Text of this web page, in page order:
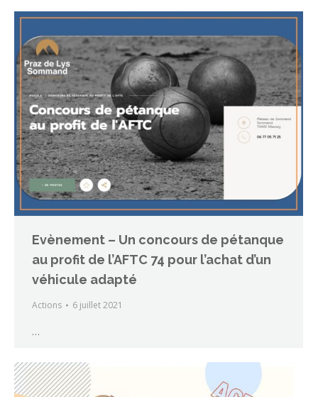
Evènement – Un concours de pétanque
au profit de l’AFTC 74 pour l’achat d’un
véhicule adapté
Actions 6 juillet 2021
…